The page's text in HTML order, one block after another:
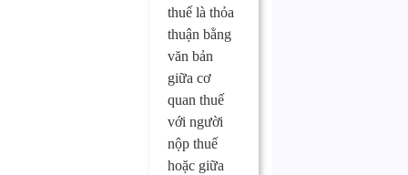
thuế là thỏa
thuận bằng
văn bản
giữa cơ
quan thuế
với người
nộp thuế
hoặc giữa